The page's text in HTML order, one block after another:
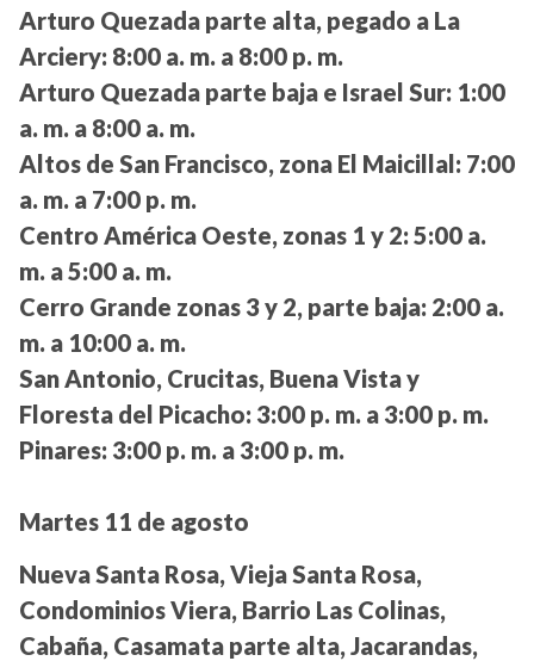
Arturo Quezada parte alta, pegado a La
Arciery: 8:00 a. m. a 8:00 p. m.
Arturo Quezada parte baja e Israel Sur: 1:00
a. m. a 8:00 a. m.
Altos de San Francisco, zona El Maicillal: 7:00
a. m. a 7:00 p. m.
Centro América Oeste, zonas 1 y 2: 5:00 a.
m. a 5:00 a. m.
Cerro Grande zonas 3 y 2, parte baja: 2:00 a.
m. a 10:00 a. m.
San Antonio, Crucitas, Buena Vista y
Floresta del Picacho: 3:00 p. m. a 3:00 p. m.
Pinares: 3:00 p. m. a 3:00 p. m.
Martes 11 de agosto
Nueva Santa Rosa, Vieja Santa Rosa,
Condominios Viera, Barrio Las Colinas,
Cabaña, Casamata parte alta, Jacarandas,